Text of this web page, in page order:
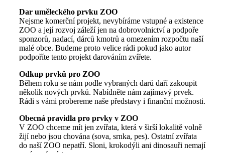
Dar uměleckého prvku ZOO
Nejsme komerční projekt, nevybíráme vstupné a existence
ZOO a její rozvoj záleží jen na dobrovolnictví a podpoře
sponzorů, nadací, dárců kmotrů a omezením rozpočtu naší
malé obce. Budeme proto velice rádi pokud jako autor
podpoříte tento projekt darováním zvířete.
Odkup prvků pro ZOO
Během roku se nám podle vybraných darů daří zakoupit
několik nových prvků. Nabídněte nám zajímavý prvek.
Rádi s vámi probereme naše představy i finanční možnosti.
Obecná pravidla pro prvky v ZOO
V ZOO chceme mít jen zvířata, která v širší lokalitě volně
žijí nebo jsou chována (sova, srnka, pes). Ostatní zvířata
do naší ZOO nepatří. Sloni, krokodýli ani dinosauři nemají